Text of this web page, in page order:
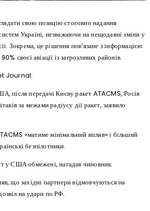
свою позицію стосовно надання
Україні, незважаючи на нещодавні зміни у
Зокрема, це рішення пов’язане з інформацією
своєї авіації із загрозливих районів.
Journal.
після передачі Києву ракет ATACMS, Росія
за межами радіусу дії ракет, заявило
«матиме мінімальний вплив» і більший
безпілотники.
у США обмежені, нагадав чиновник.
що західні партнери відмовчуються на
на удари по РФ.